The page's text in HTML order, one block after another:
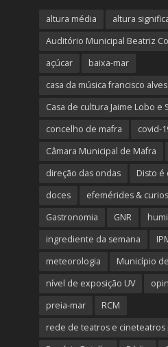
altura média altura
Auditório Municipal Beatriz
açúcar
baixa-mar
casa da música francisco
Casa de cultura Jaime Lobo e
concelho de mafra
covid-
Câmara Municipal de Mafra
direção das ondas
Disto é
doces
efemérides &
Gastronomia
GNR
ingrediente da semana
meteorologia
Município
nível de exposição UV
preia-mar
RCM
rede de teatros e